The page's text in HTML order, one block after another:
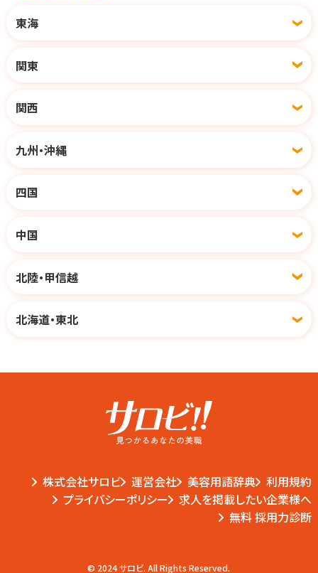
東海
関東
関西
九州・沖縄
四国
中国
北陸・甲信越
北海道・東北
株式会社サロビ 運営会社 美容用語辞典
利用規約
プライバシーポリシー
求人を掲載したい企業様へ
無料 採用力診断
© 2024 サロビ. All Rights Reserved.